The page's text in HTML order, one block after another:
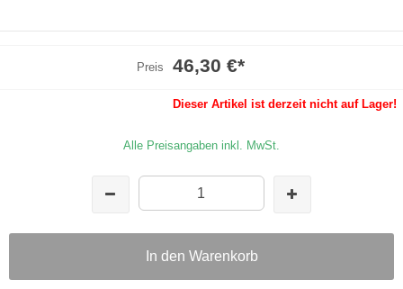
Preis 46,30 €*
Dieser Artikel ist derzeit nicht auf Lager!
Alle Preisangaben inkl. MwSt.
In den Warenkorb